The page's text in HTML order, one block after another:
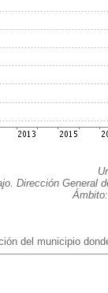
Dirección General
del municipio